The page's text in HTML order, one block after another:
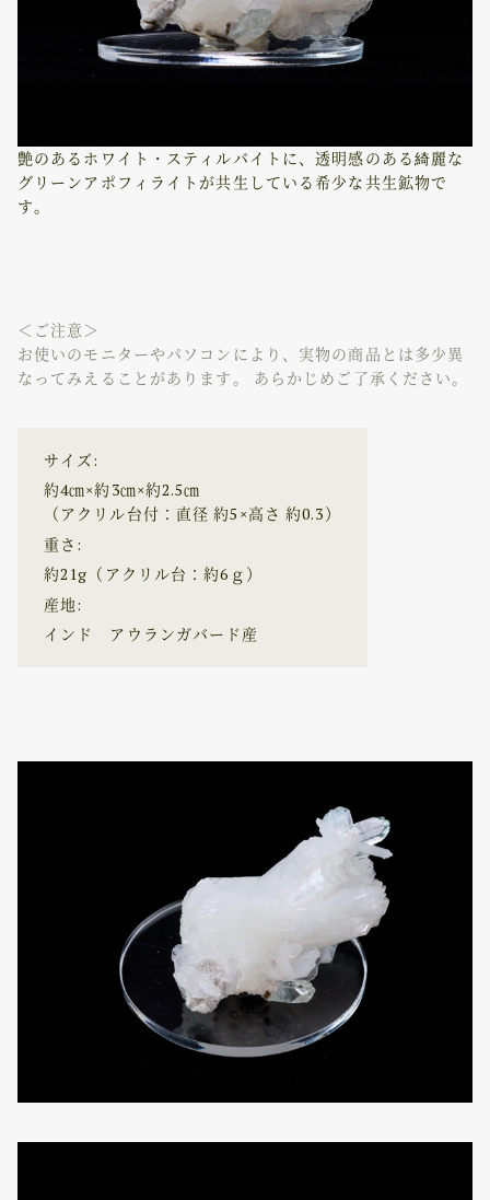
艶のあるホワイト・スティルバイトに、透明感のある綺麗な
グリーンアポフィライトが共生している希少な共生鉱物で
す。
＜ご注意＞
お使いのモニターやパソコンにより、実物の商品とは多少異
なってみえることがあります。 あらかじめご了承ください。
サイズ:
約4㎝×約3㎝×約2.5㎝
（アクリル台付：直径 約5×高さ 約0.3）
重さ:
約21g（アクリル台：約6ｇ）
産地:
インド アウランガバード産